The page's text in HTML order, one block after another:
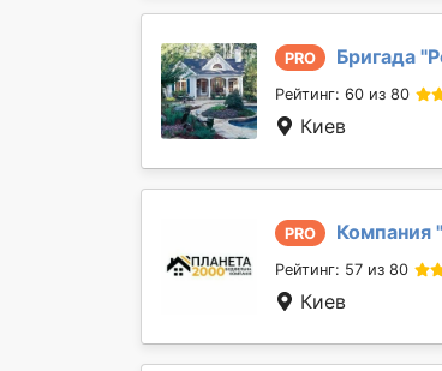
PRO Бригада "
Рейтинг: 60 из 80
Киев
PRO Компания "
Рейтинг: 57 из 80
Киев